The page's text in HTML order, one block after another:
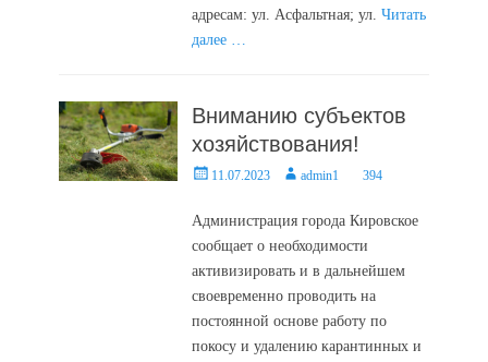
адресам: ул. Асфальтная; ул.Читать
далее …
Вниманию субъектов
хозяйствования!
Posted11.07.2023 Authoradmin1 394
Администрация города Кировское
сообщает о необходимости
активизировать и в дальнейшем
своевременно проводить на
постоянной основе работу по
покосу и удалению карантинных и